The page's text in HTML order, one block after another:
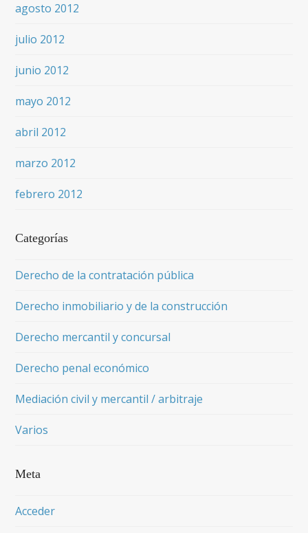
agosto 2012
julio 2012
junio 2012
mayo 2012
abril 2012
marzo 2012
febrero 2012
Categorías
Derecho de la contratación pública
Derecho inmobiliario y de la construcción
Derecho mercantil y concursal
Derecho penal económico
Mediación civil y mercantil / arbitraje
Varios
Meta
Acceder